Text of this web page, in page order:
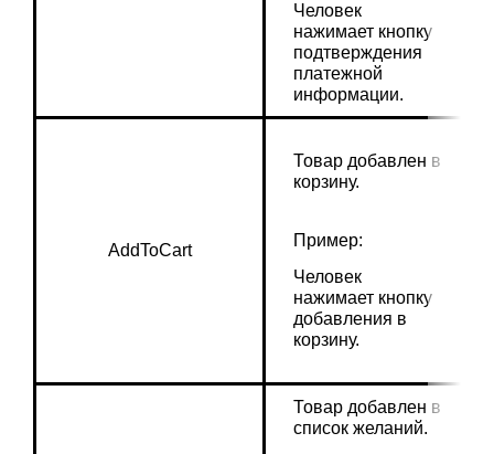
Человек
нажимает кнопку
подтверждения
платежной
информации.
AddToCart
Товар добавлен в
корзину.
Пример:
Человек
нажимает кнопку
добавления в
корзину.
Товар добавлен в
список желаний.